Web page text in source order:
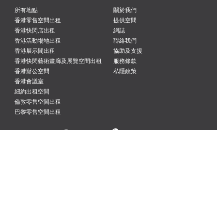
所有地點
香港零售空間出租
香港快閃店出租
香港活動場地出租
香港展示間出租
香港快閃藝術畫廊及展覽空間出租
香港辦公空間
香港會議室
紐約出租空間
倫敦零售空間出租
巴黎零售空間出租
關於我們
提供空間
網誌
聯絡我們
協助及支援
服務條款
私隱政策